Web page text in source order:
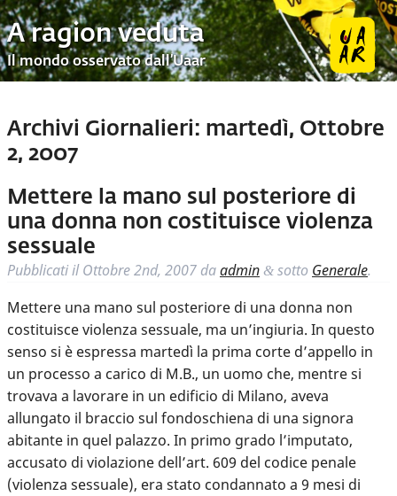
A ragion veduta
Il mondo osservato dall’Uaar
Archivi Giornalieri: martedì, Ottobre
2, 2007
Mettere la mano sul posteriore di
una donna non costituisce violenza
sessuale
Pubblicati ilOttobre 2nd, 2007 daadmin & sotto Generale.
Mettere una mano sul posteriore di una donna non
costituisce violenza sessuale, ma un’ingiuria. In questo
senso si è espressa martedì la prima corte d’appello in
un processo a carico di M.B., un uomo che, mentre si
trovava a lavorare in un edificio di Milano, aveva
allungato il braccio sul fondoschiena di una signora
abitante in quel palazzo. In primo grado l’imputato,
accusato di violazione dell’art. 609 del codice penale
(violenza sessuale), era stato condannato a 9 mesi di